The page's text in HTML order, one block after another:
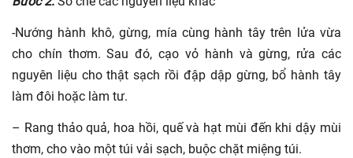
-Nướng hành khô, gừng, mía cùng hành tây trên lửa vừa
cho chín thơm. Sau đó, cạo vỏ hành và gừng, rửa các
nguyên liệu cho thật sạch rồi đập dập gừng, bổ hành tây
làm đôi hoặc làm tư.
– Rang thảo quả, hoa hồi, quế và hạt mùi đến khi dậy mùi
thơm, cho vào một túi vải sạch, buộc chặt miệng túi.